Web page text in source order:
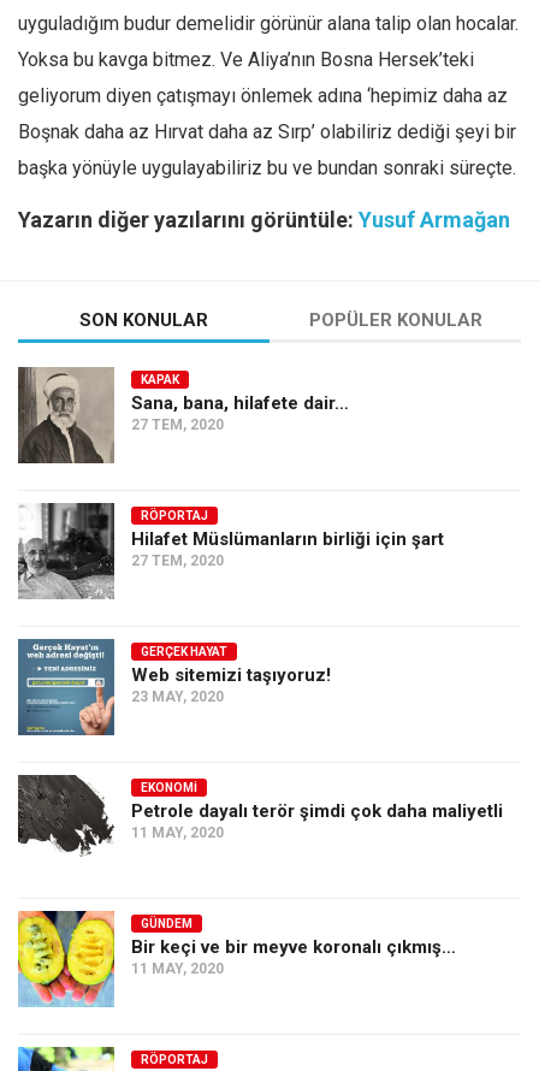
uyguladığım budur demelidir görünür alana talip olan hocalar.
Yoksa bu kavga bitmez. Ve Aliya’nın Bosna Hersek’teki
geliyorum diyen çatışmayı önlemek adına ‘hepimiz daha az
Boşnak daha az Hırvat daha az Sırp’ olabiliriz dediği şeyi bir
başka yönüyle uygulayabiliriz bu ve bundan sonraki süreçte.
Yazarın diğer yazılarını görüntüle: Yusuf Armağan
SON KONULAR POPÜLER KONULAR
KAPAK
Sana, bana, hilafete dair…
27 TEM, 2020
RÖPORTAJ
Hilafet Müslümanların birliği için şart
27 TEM, 2020
GERÇEK HAYAT
Web sitemizi taşıyoruz!
23 MAY, 2020
EKONOMI
Petrole dayalı terör şimdi çok daha maliyetli
11 MAY, 2020
GÜNDEM
Bir keçi ve bir meyve koronalı çıkmış…
11 MAY, 2020
RÖPORTAJ